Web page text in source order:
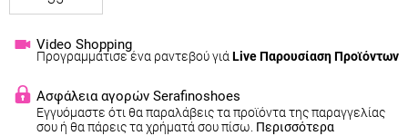
Video Shopping
Προγραμμάτισε ένα ραντεβού γιά Live Παρουσίαση Προϊόντων
Ασφάλεια αγορών Serafinoshoes
Εγγυόμαστε ότι θα παραλάβεις τα προϊόντα της παραγγελίας
σου ή θα πάρεις τα χρήματά σου πίσω. Περισσότερα